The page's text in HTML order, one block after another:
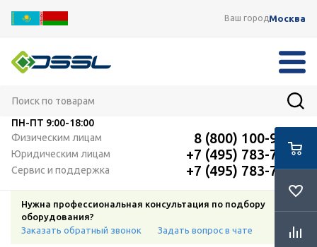
Ваш городМосква
ПН-ПТ 9:00-18:00
Физическим лицам
8 (800) 100-91-12
Юридическим лицам +7 (495) 783-72-87
Сервис и поддержка +7 (495) 783-72-87
Нужна профессиональная консультация по подбору
оборудования?
Заказать обратный звонок
Задать вопрос в чате